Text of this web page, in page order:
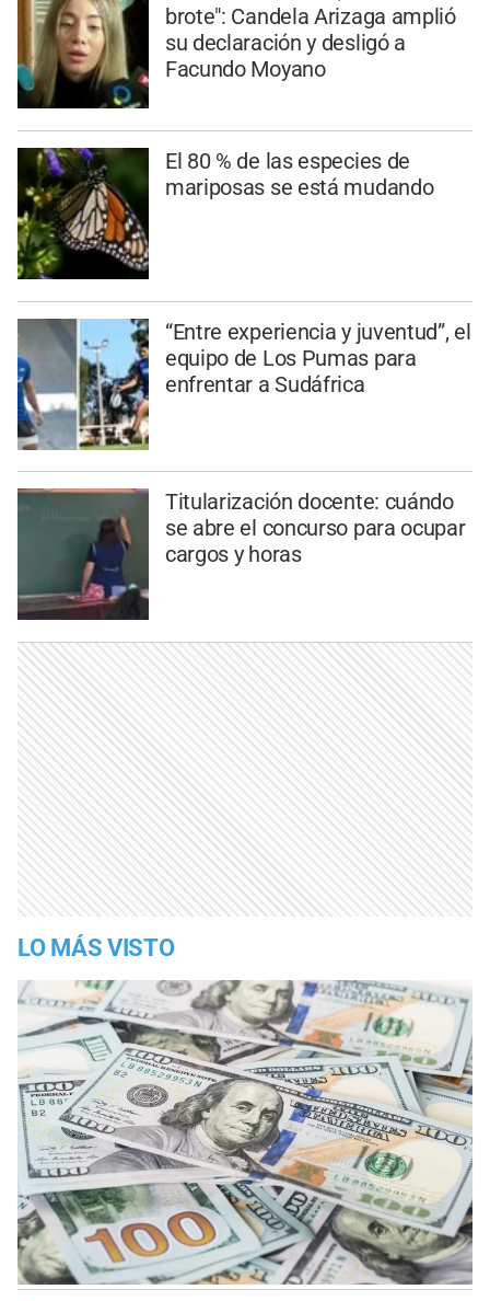
brote": Candela Arizaga amplió
su declaración y desligó a
Facundo Moyano
El 80 % de las especies de
mariposas se está mudando
“Entre experiencia y juventud”, el
equipo de Los Pumas para
enfrentar a Sudáfrica
Titularización docente: cuándo
se abre el concurso para ocupar
cargos y horas
LO MÁS VISTO